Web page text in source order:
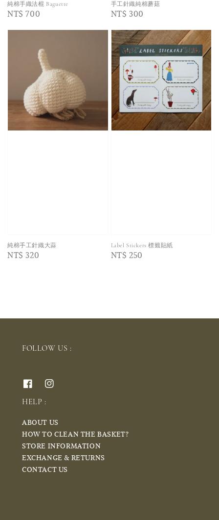
純棉手織法棍 Baguette
Regular
NT$ 700
手工針織純棉蘑菇
Regular
NT$ 300
純棉手工針織大蒜
Regular
NT$ 320
Label Stickers 標籤貼紙
Regular
NT$ 250
FOLLOW US :
HELP :
ABOUT US
HOW TO CLEAN THE BASKET?
STORE INFORMATION
EXCHANGE & RETURNS
CONTACT US